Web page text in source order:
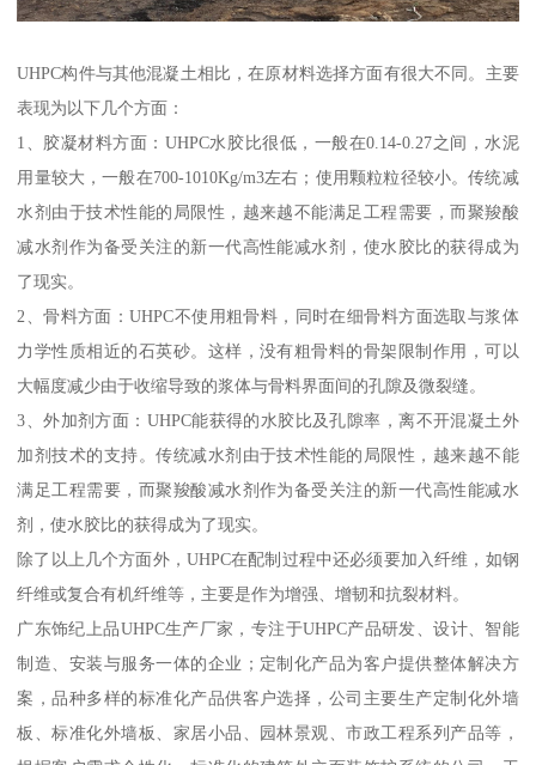
UHPC构件与其他混凝土相比，在原材料选择方面有很大不同。主要
表现为以下几个方面：
1、胶凝材料方面：UHPC水胶比很低，一般在0.14-0.27之间，水泥
用量较大，一般在700-1010Kg/m3左右；使用颗粒粒径较小。传统减
水剂由于技术性能的局限性，越来越不能满足工程需要，而聚羧酸
减水剂作为备受关注的新一代高性能减水剂，使水胶比的获得成为
了现实。
2、骨料方面：UHPC不使用粗骨料，同时在细骨料方面选取与浆体
力学性质相近的石英砂。这样，没有粗骨料的骨架限制作用，可以
大幅度减少由于收缩导致的浆体与骨料界面间的孔隙及微裂缝。
3、外加剂方面：UHPC能获得的水胶比及孔隙率，离不开混凝土外
加剂技术的支持。传统减水剂由于技术性能的局限性，越来越不能
满足工程需要，而聚羧酸减水剂作为备受关注的新一代高性能减水
剂，使水胶比的获得成为了现实。
除了以上几个方面外，UHPC在配制过程中还必须要加入纤维，如钢
纤维或复合有机纤维等，主要是作为增强、增韧和抗裂材料。
广东饰纪上品UHPC生产厂家，专注于UHPC产品研发、设计、智能
制造、安装与服务一体的企业；定制化产品为客户提供整体解决方
案，品种多样的标准化产品供客户选择，公司主要生产定制化外墙
板、标准化外墙板、家居小品、园林景观、市政工程系列产品等，